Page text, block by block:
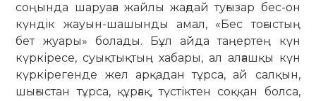
соңында шаруаға жайлы жағдай туғызар бес-он
күндік жауын-шашынды амал, «Бес тоғыстың
бет жуары» болады. Бұл айда таңертең күн
күркіресе, суықтықтың хабары, ал алғашқы күн
күркірегенде жел арқадан тұрса, ай салқын,
шығыстан тұрса, құрғақ, түстіктен соққан болса,